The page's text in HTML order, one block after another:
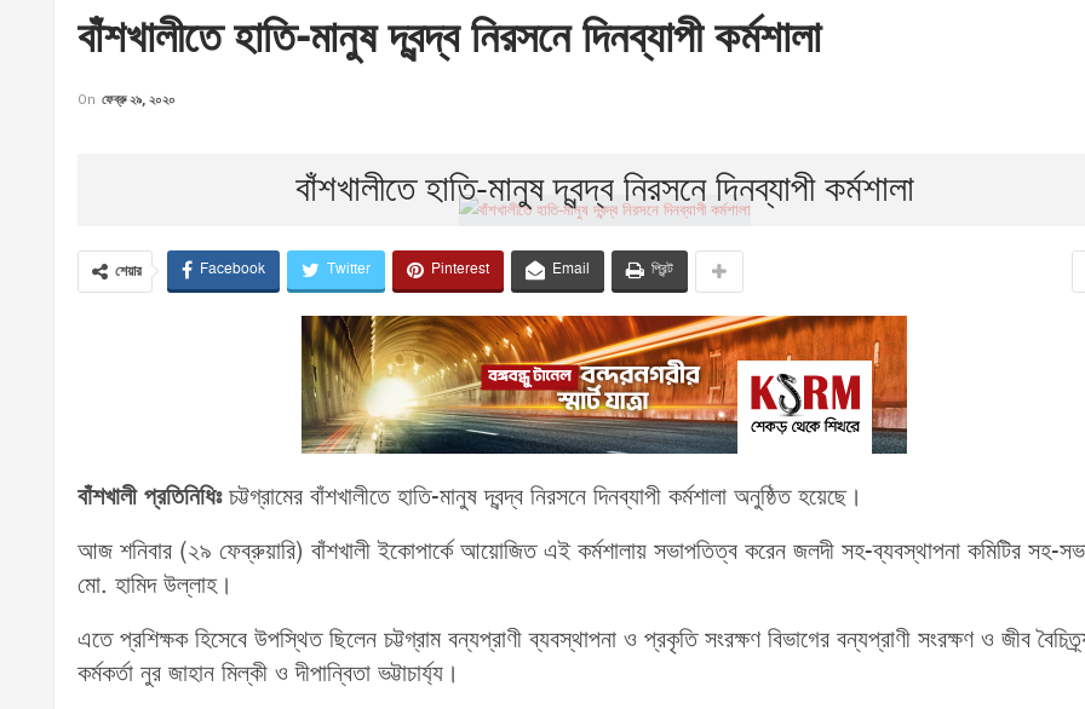
বাঁশখালীতে হাতি-মানুষ দ্বন্দ্ব নিরসনে দিনব্যাপী কর্মশালা
On ফেব্রু ২৯, ২০২০
বাঁশখালীতে হাতি-মানুষ দ্বন্দ্ব নিরসনে দিনব্যাপী কর্মশালা
শেয়ার Facebook Twitter Pinterest Email প্রিন্ট
বাঁশখালী প্রতিনিধিঃচট্টগ্রামের বাঁশখালীতে হাতি-মানুষ দ্বন্দ্ব নিরসনে দিনব্যাপী কর্মশালা অনুষ্ঠিত হয়েছে।
আজ শনিবার (২৯ ফেব্রুয়ারি) বাঁশখালী ইকোপার্কে আয়োজিত এই কর্মশালায় সভাপতিত্ব করেন জলদী সহ-ব্যবস্থাপনা কমিটির সহ-
মো. হামিদ উল্লাহ।
এতে প্রশিক্ষক হিসেবে উপস্থিত ছিলেন চট্টগ্রাম বন্যপ্রাণী ব্যবস্থাপনা ও প্রকৃতি সংরক্ষণ বিভাগের বন্যপ্রাণী সংরক্ষণ ও জীব
কর্মকর্তা নুর জাহান মিল্কী ও দীপান্বিতা ভট্টাচার্য্য।